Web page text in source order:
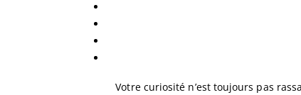
Votre curiosité n’est toujours pas